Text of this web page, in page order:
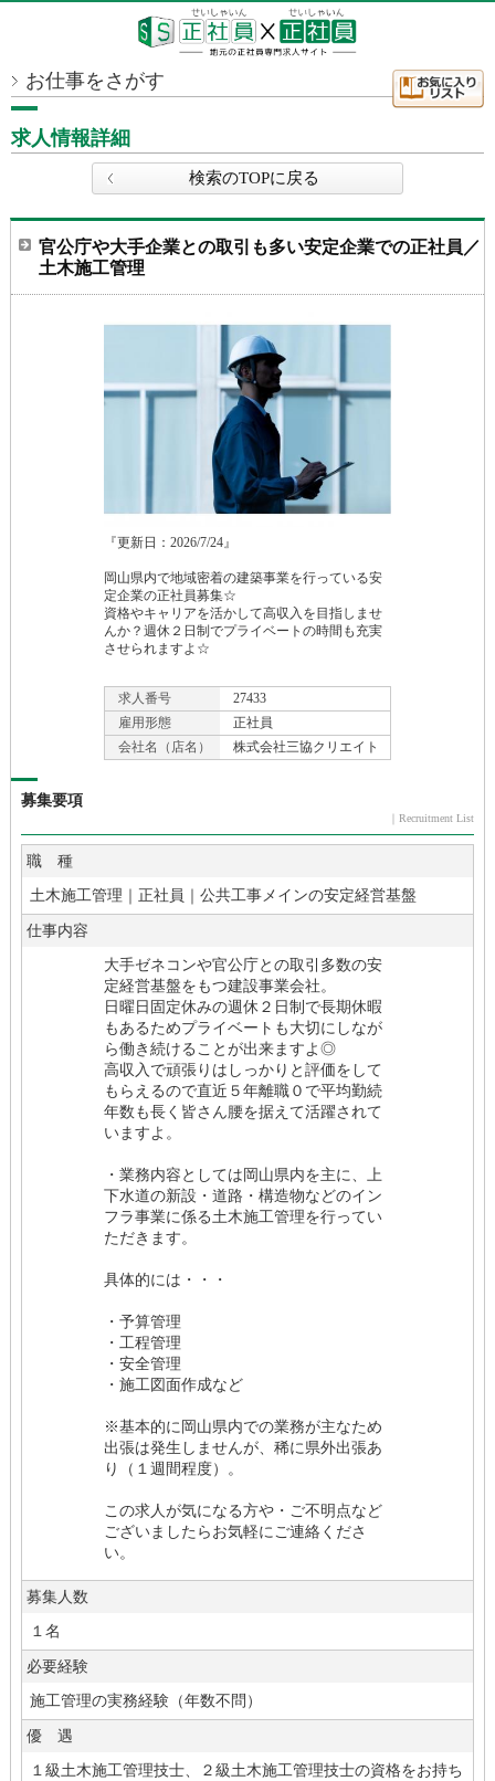
お仕事をさがす
求人情報詳細
検索のTOPに戻る
官公庁や大手企業との取引も多い安定企業での正社員／
土木施工管理
『更新日：2026/7/24』
岡山県内で地域密着の建築事業を行っている安
定企業の正社員募集☆
資格やキャリアを活かして高収入を目指しませ
んか？週休２日制でプライベートの時間も充実
させられますよ☆
求人番号
27433
雇用形態
正社員
会社名（店名）
株式会社三協クリエイト
募集要項
｜Recruitment List
職 種
土木施工管理｜正社員｜公共工事メインの安定経営基盤
仕事内容
大手ゼネコンや官公庁との取引多数の安
定経営基盤をもつ建設事業会社。
日曜日固定休みの週休２日制で長期休暇
もあるためプライベートも大切にしなが
ら働き続けることが出来ますよ◎
高収入で頑張りはしっかりと評価をして
もらえるので直近５年離職０で平均勤続
年数も長く皆さん腰を据えて活躍されて
いますよ。
・業務内容としては岡山県内を主に、上
下水道の新設・道路・構造物などのイン
フラ事業に係る土木施工管理を行ってい
ただきます。
具体的には・・・
・予算管理
・工程管理
・安全管理
・施工図面作成など
※基本的に岡山県内での業務が主なため
出張は発生しませんが、稀に県外出張あ
り（１週間程度）。
この求人が気になる方や・ご不明点など
ございましたらお気軽にご連絡くださ
い。
募集人数
１名
必要経験
施工管理の実務経験（年数不問）
優 遇
１級土木施工管理技士、２級土木施工管理技士の資格をお持ち